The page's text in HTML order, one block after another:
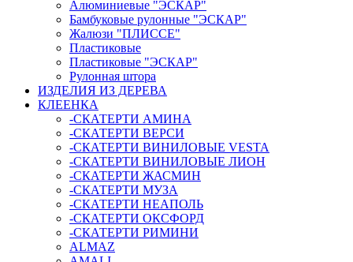
Алюминиевые "ЭСКАР"
Бамбуковые рулонные "ЭСКАР"
Жалюзи "ПЛИССЕ"
Пластиковые
Пластиковые "ЭСКАР"
Рулонная штора
ИЗДЕЛИЯ ИЗ ДЕРЕВА
КЛЕЕНКА
-СКАТЕРТИ АМИНА
-СКАТЕРТИ ВЕРСИ
-СКАТЕРТИ ВИНИЛОВЫЕ VESTA
-СКАТЕРТИ ВИНИЛОВЫЕ ЛИОН
-СКАТЕРТИ ЖАСМИН
-СКАТЕРТИ МУЗА
-СКАТЕРТИ НЕАПОЛЬ
-СКАТЕРТИ ОКСФОРД
-СКАТЕРТИ РИМИНИ
ALMAZ